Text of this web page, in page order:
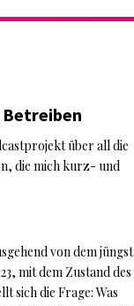
über all die
die mich kurz- und
von dem jüngst
mit dem Zustand des
sich die Frage: Was